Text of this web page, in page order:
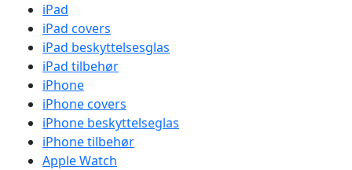
iPad
iPad covers
iPad beskyttelsesglas
iPad tilbehør
iPhone
iPhone covers
iPhone beskyttelseglas
iPhone tilbehør
Apple Watch